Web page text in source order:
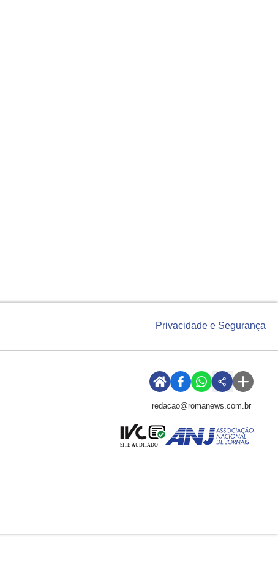
Privacidade e Segurança
redacao@romanews.com.br
SITE AUDITADO